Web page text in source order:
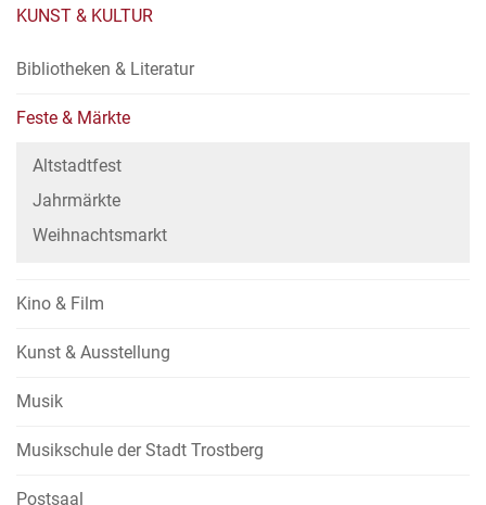
KUNST & KULTUR
Bibliotheken & Literatur
Feste & Märkte
Altstadtfest
Jahrmärkte
Weihnachtsmarkt
Kino & Film
Kunst & Ausstellung
Musik
Musikschule der Stadt Trostberg
Postsaal